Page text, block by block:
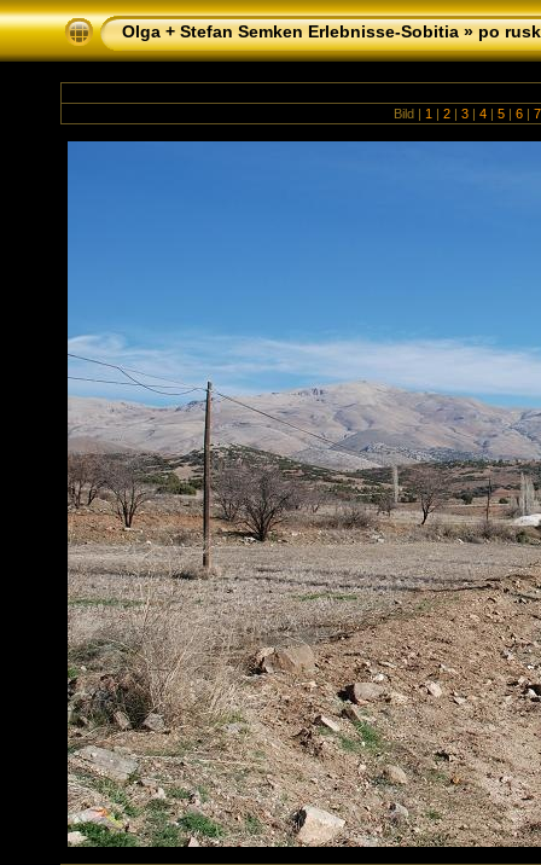
Olga + Stefan Semken Erlebnisse-Sobitia»po
Bild | 1 | 2 | 3 | 4 | 5 | 6 |